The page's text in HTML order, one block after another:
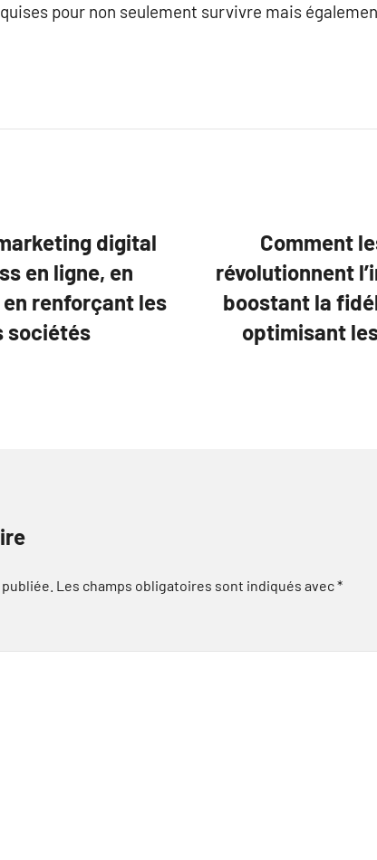
pour non seulement survivre mais
digital
en ligne, en
renforçant les
sociétés
Comment
révolutionnent
boostant la
optimisant
Les champs obligatoires sont indiqués avec*